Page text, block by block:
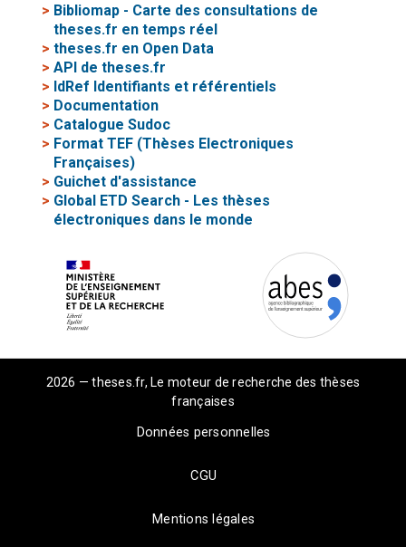
> Bibliomap - Carte des consultations de
theses.fr en temps réel
>theses.fr en Open Data
>API de theses.fr
> IdRef Identifiants et référentiels
> Documentation
> Catalogue Sudoc
> Format TEF (Thèses Electroniques
Françaises)
> Guichet d'assistance
> Global ETD Search - Les thèses
électroniques dans le monde
2026 — theses.fr, Le moteur de recherche des thèses
françaises
Données personnelles
CGU
Mentions légales